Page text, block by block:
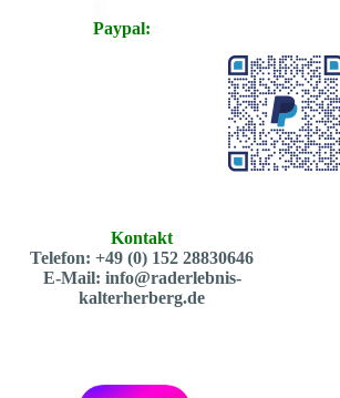
Paypal:
Kontakt
Telefon: +49 (0) 152 28830646
E-Mail: info@raderlebnis-
kalterherberg.de